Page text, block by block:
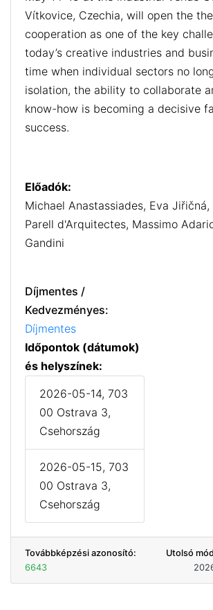
Vítkovice, Czechia, will open the
cooperation as one of the key
today’s creative industries and
time when individual sectors no
isolation, the ability to collaborate
know-how is becoming a decisive
success.
Előadók:
Michael Anastassiades, Eva Jiřičná,
Parell d'Arquitectes, Massimo
Gandini
Díjmentes /
Kedvezményes:
Díjmentes
Időpontok (dátumok)
és helyszínek:
2026-05-14, 703
00 Ostrava 3,
Csehország
2026-05-15, 703
00 Ostrava 3,
Csehország
Továbbképzési azonosító:
6643
Utolsó